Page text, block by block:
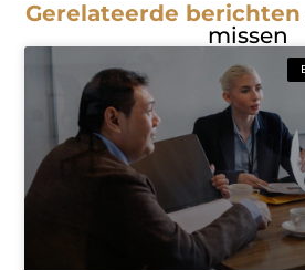
Gerelateerde berichten
missen